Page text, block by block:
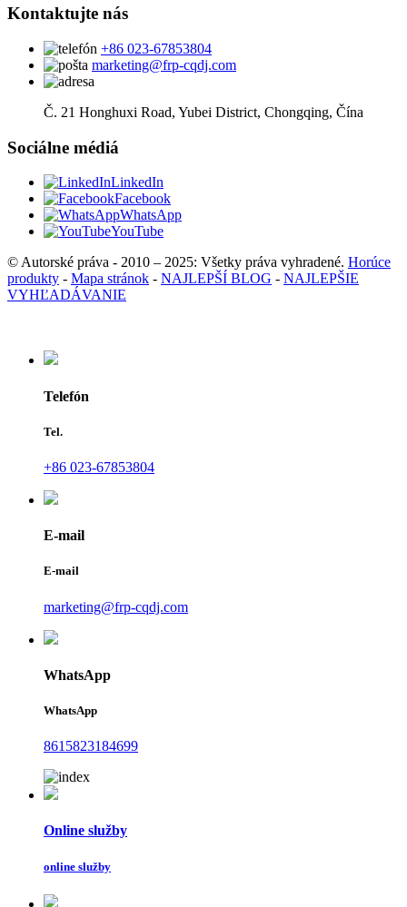
Kontaktujte nás
+86 023-67853804
marketing@frp-cqdj.com
Č. 21 Honghuxi Road, Yubei District, Chongqing, Čína
Sociálne médiá
LinkedIn
Facebook
WhatsApp
YouTube
© Autorské práva - 2010 – 2025: Všetky práva vyhradené. Horúce
produkty - Mapa stránok - NAJLEPŠÍ BLOG - NAJLEPŠIE
VYHĽADÁVANIE
Telefón
Tel.
+86 023-67853804
E-mail
E-mail
marketing@frp-cqdj.com
WhatsApp
WhatsApp
8615823184699
Online služby
online služby